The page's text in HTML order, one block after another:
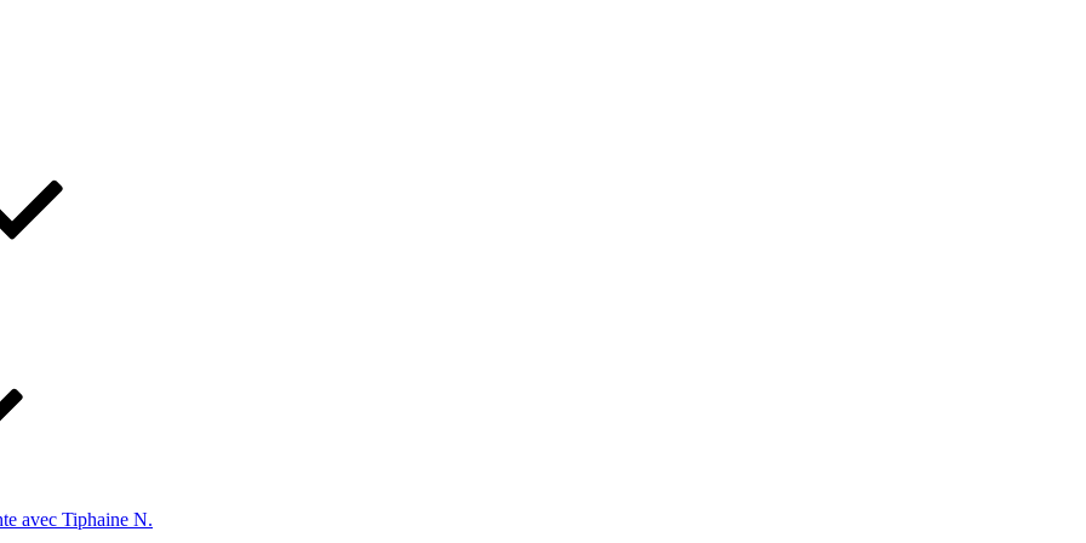
avec Tiphaine N.